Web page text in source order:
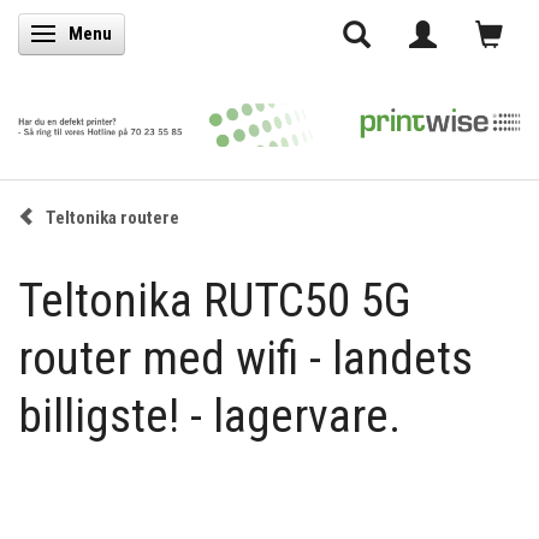
Skifte navigation
Menu
Teltonika routere
Teltonika RUTC50 5G
router med wifi - landets
billigste! - lagervare.